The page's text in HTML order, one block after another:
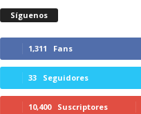
Síguenos
1,311 Fans
33 Seguidores
10,400 Suscriptores